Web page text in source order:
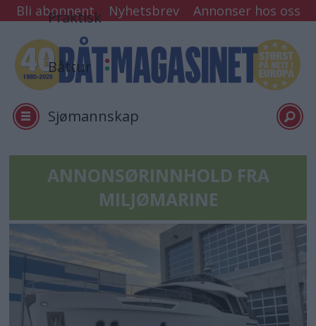
Bli abonnent Nyhetsbrev Annonser hos oss
Praktisk
Båttur
Sjømannskap
Tester
Min side
ANNONSØRINNHOLD FRA
MILJØMARINE